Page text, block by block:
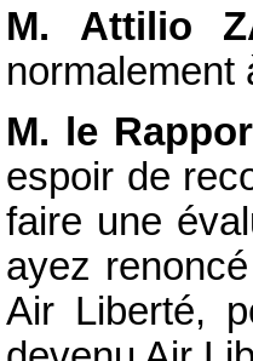
M. Attilio
normalement
M. le
espoir de
faire une
ayez
Air Liberté,